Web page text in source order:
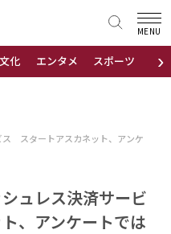
›
化 エンタメ スポーツ 地域
MENU
ス スタートアスカネット、アンケ
ュレス決済サービ
、アンケートでは